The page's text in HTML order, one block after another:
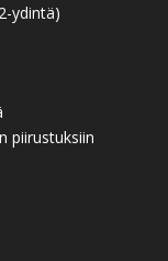
ydintä)
piirustuksiin